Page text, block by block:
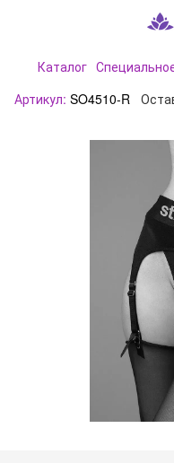
Каталог
Артикул: SO4510-R